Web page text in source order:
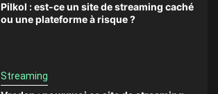
Pilkol : est-ce un site de streaming caché
ou une plateforme à risque ?
Streaming